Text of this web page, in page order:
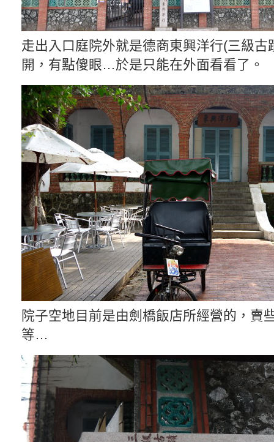
走出入口庭院外就是德商東興洋行(三級古
開，有點傻眼…於是只能在外面看看了。
院子空地目前是由劍橋飯店所經營的，賣
等…